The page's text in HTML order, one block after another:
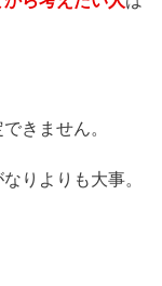
きません。
りよりも大事。